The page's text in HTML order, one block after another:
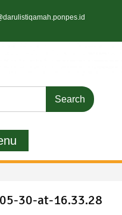
30-at-16.33.28